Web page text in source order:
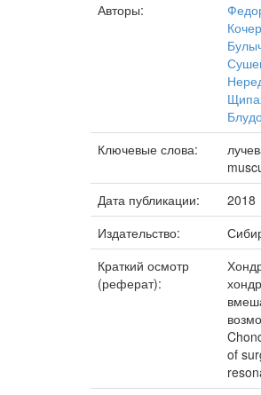
Авторы:
Ключевые слова:
Дата публикации:
2018
Издательство:
Краткий осмотр
(реферат):
of